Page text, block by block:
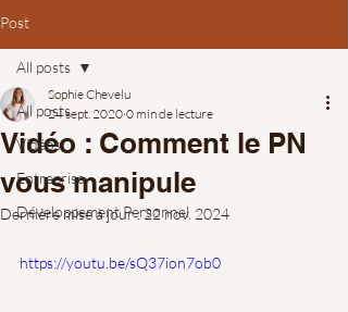
Post
All posts
Vidéos
Entreprise
Développement Personnel
All posts
Vidéo : Comment le PN
vous manipule
Sophie Chevelu
24 sept. 2020 0 min de lecture
Dernière mise à jour :22 nov. 2024
https://youtu.be/sQ37ion7ob0